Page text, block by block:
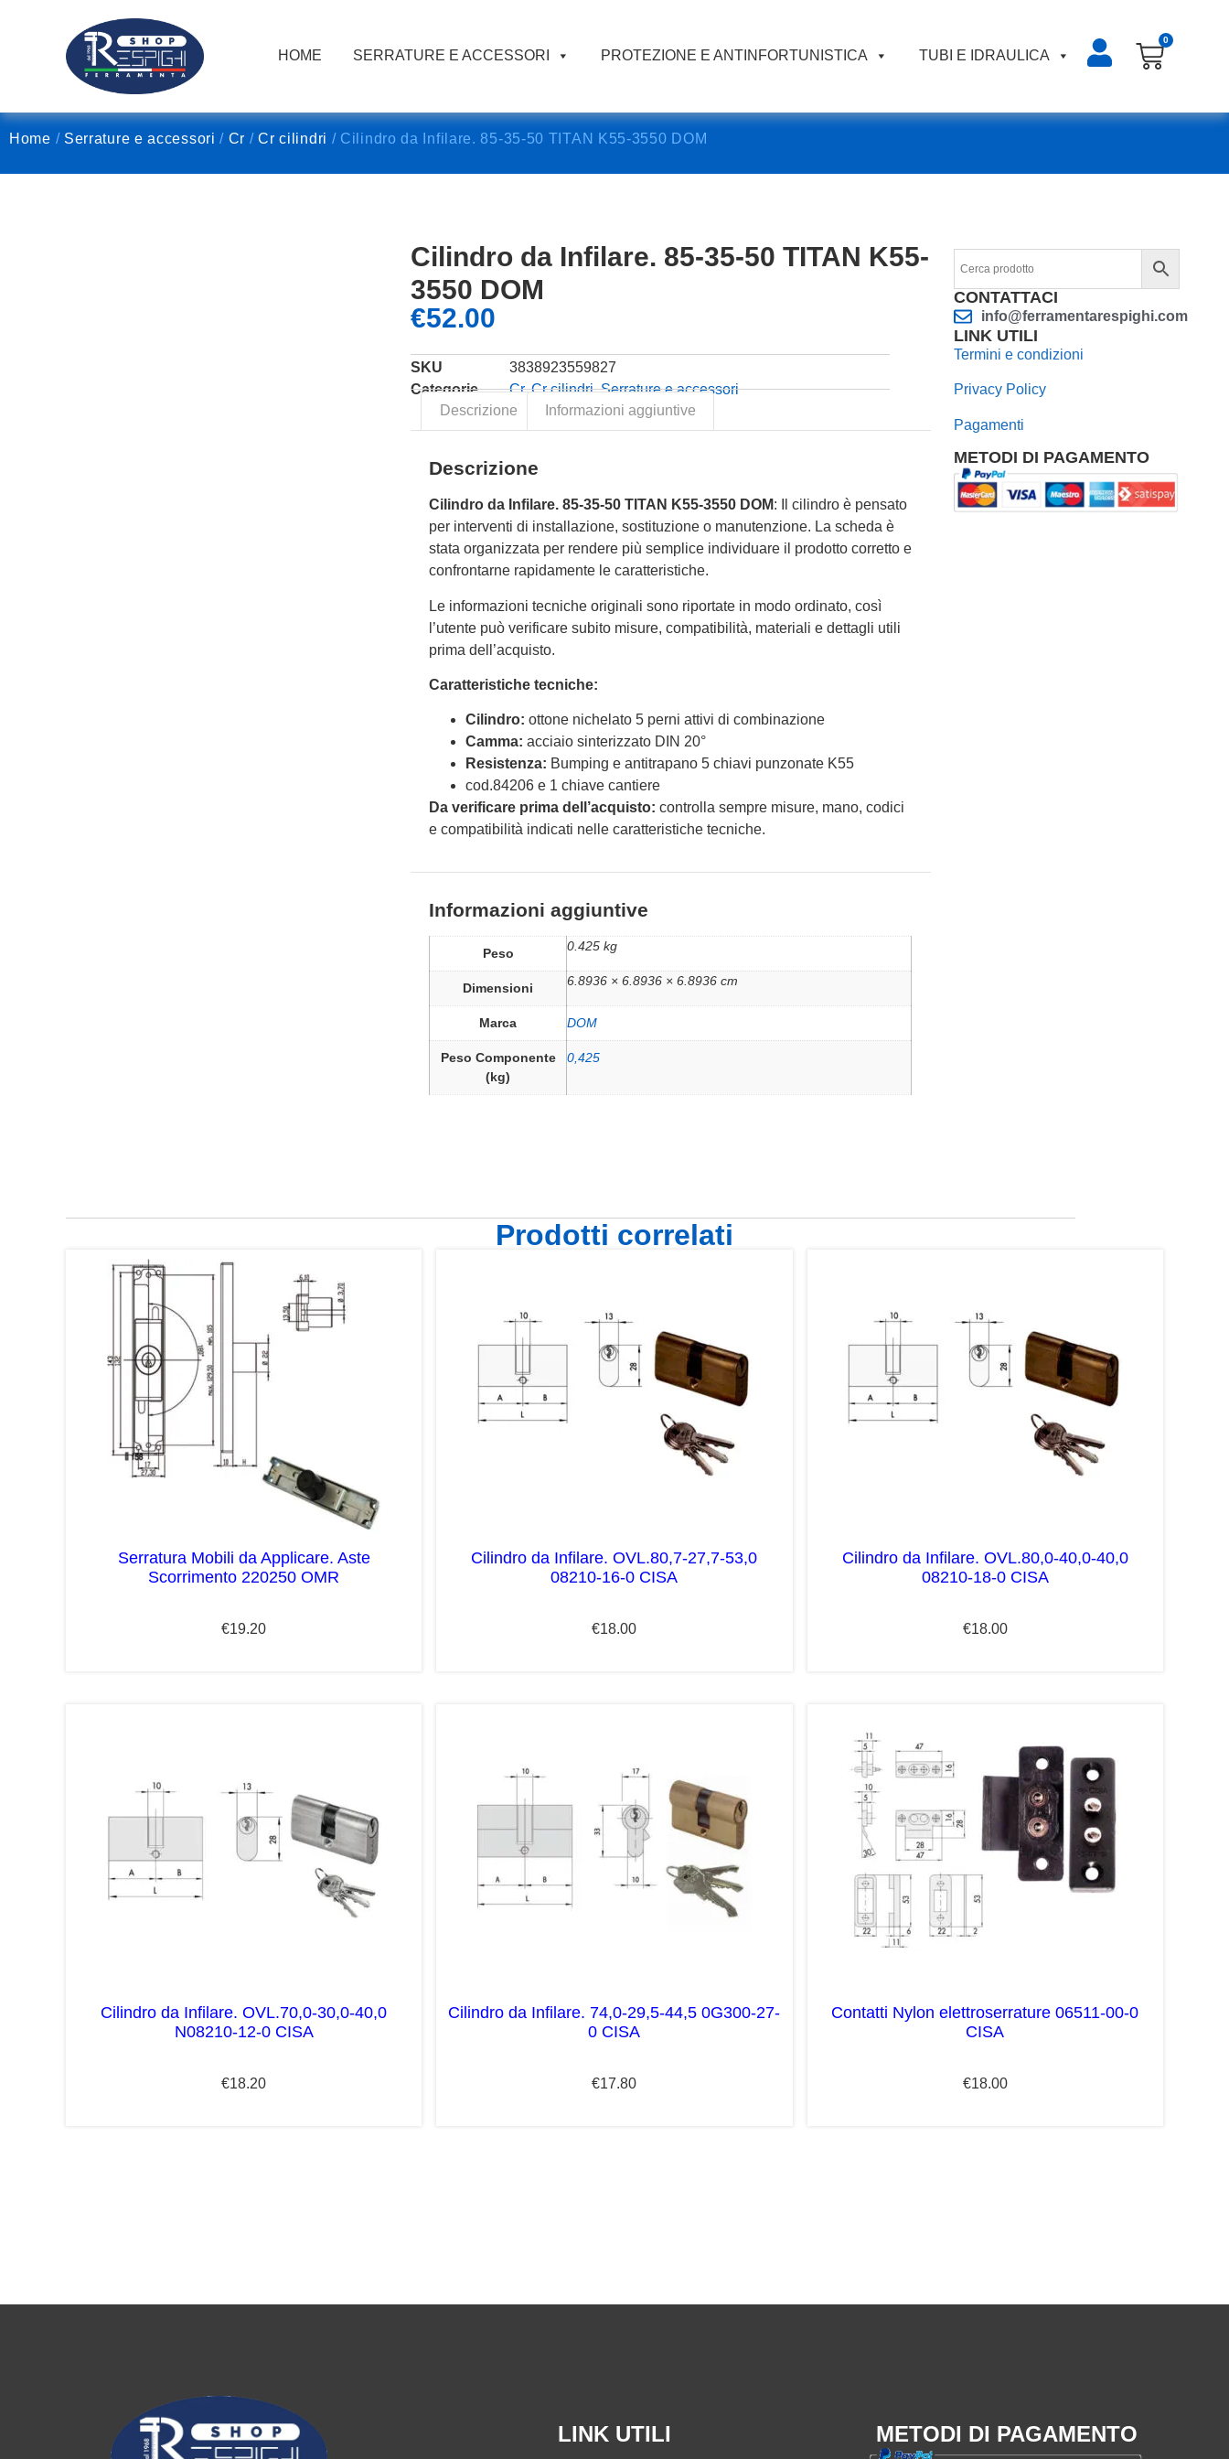
HOME SERRATURE E ACCESSORI PROTEZIONE E ANTINFORTUNISTICA TUBI E IDRAULICA
0
Home / Serrature e accessori / Cr /Cr cilindri / Cilindro da Infilare. 85-35-50 TITAN K55-3550 DOM
Cilindro da Infilare. 85-35-50 TITAN K55-
3550 DOM
€52.00
SKU
3838923559827
Categorie
Cr,Cr cilindri,Serrature e accessori
Descrizione
Informazioni aggiuntive
Descrizione
Cilindro da Infilare. 85-35-50 TITAN K55-3550 DOM: Il cilindro è pensato
per interventi di installazione, sostituzione o manutenzione. La scheda è
stata organizzata per rendere più semplice individuare il prodotto corretto e
confrontarne rapidamente le caratteristiche.
Le informazioni tecniche originali sono riportate in modo ordinato, così
l’utente può verificare subito misure, compatibilità, materiali e dettagli utili
prima dell’acquisto.
Caratteristiche tecniche:
Cilindro: ottone nichelato 5 perni attivi di combinazione
Camma: acciaio sinterizzato DIN 20°
Resistenza: Bumping e antitrapano 5 chiavi punzonate K55
cod.84206 e 1 chiave cantiere
Da verificare prima dell’acquisto: controlla sempre misure, mano, codici
e compatibilità indicati nelle caratteristiche tecniche.
Informazioni aggiuntive
Peso 0.425 kg
Dimensioni 6.8936 × 6.8936 × 6.8936 cm
Marca DOM
Peso Componente
(kg)
0,425
CONTATTACI
info@ferramentarespighi.com
LINK UTILI
Termini e condizioni
Privacy Policy
Pagamenti
METODI DI PAGAMENTO
Prodotti correlati
Serratura Mobili da Applicare. Aste
Scorrimento 220250 OMR
€19.20
Cilindro da Infilare. OVL.80,7-27,7-53,0
08210-16-0 CISA
€18.00
Cilindro da Infilare. OVL.80,0-40,0-40,0
08210-18-0 CISA
€18.00
Cilindro da Infilare. OVL.70,0-30,0-40,0
N08210-12-0 CISA
€18.20
Cilindro da Infilare. 74,0-29,5-44,5 0G300-27-
0 CISA
€17.80
Contatti Nylon elettroserrature 06511-00-0
CISA
€18.00
LINK UTILI METODI DI PAGAMENTO